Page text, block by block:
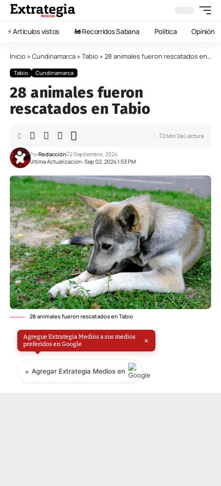
⚡️ Artículos vistos 🚂 Recorridos Sabana Política Opinión
Inicio » Cundinamarca » Tabio » 28 animales fueron rescatados en Tabio
Tabio Cundinamarca
28 animales fueron
rescatados en Tabio
Última Actualización: Sep 02, 2024 1:53 PM
PorRedacción 2 Septiembre, 2024
2 Min De Lectura
28 animales fueron rescatados en Tabio
Agregue Extrategia Medios a sus medios
preferidos en Google
×
+ Agregar Extrategia Medios en